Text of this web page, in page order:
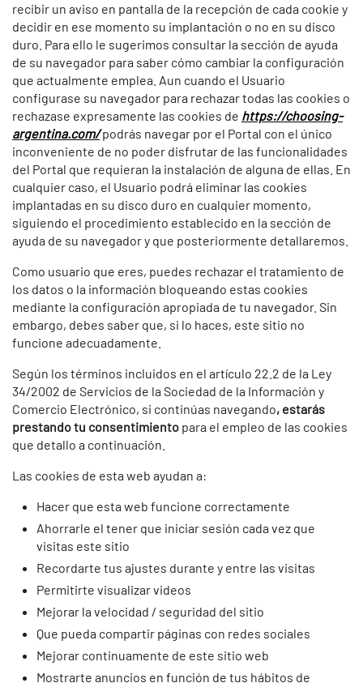
recibir un aviso en pantalla de la recepción de cada cookie y
decidir en ese momento su implantación o no en su disco
duro. Para ello le sugerimos consultar la sección de ayuda
de su navegador para saber cómo cambiar la configuración
que actualmente emplea. Aun cuando el Usuario
configurase su navegador para rechazar todas las cookies o
rechazase expresamente las cookies de https://choosing-
argentina.com/ podrás navegar por el Portal con el único
inconveniente de no poder disfrutar de las funcionalidades
del Portal que requieran la instalación de alguna de ellas. En
cualquier caso, el Usuario podrá eliminar las cookies
implantadas en su disco duro en cualquier momento,
siguiendo el procedimiento establecido en la sección de
ayuda de su navegador y que posteriormente detallaremos.
Como usuario que eres, puedes rechazar el tratamiento de
los datos o la información bloqueando estas cookies
mediante la configuración apropiada de tu navegador. Sin
embargo, debes saber que, si lo haces, este sitio no
funcione adecuadamente.
Según los términos incluidos en el artículo 22.2 de la Ley
34/2002 de Servicios de la Sociedad de la Información y
Comercio Electrónico, si continúas navegando, estarás
prestando tu consentimiento para el empleo de las cookies
que detallo a continuación.
Las cookies de esta web ayudan a:
Hacer que esta web funcione correctamente
Ahorrarle el tener que iniciar sesión cada vez que
visitas este sitio
Recordarte tus ajustes durante y entre las visitas
Permitirte visualizar videos
Mejorar la velocidad / seguridad del sitio
Que pueda compartir páginas con redes sociales
Mejorar continuamente de este sitio web
Mostrarte anuncios en función de tus hábitos de